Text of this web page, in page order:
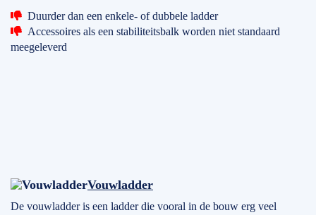
Duurder dan een enkele- of dubbele ladder
Accessoires als een stabiliteitsbalk worden niet standaard
meegeleverd
Vouwladder
De vouwladder is een ladder die vooral in de bouw erg veel